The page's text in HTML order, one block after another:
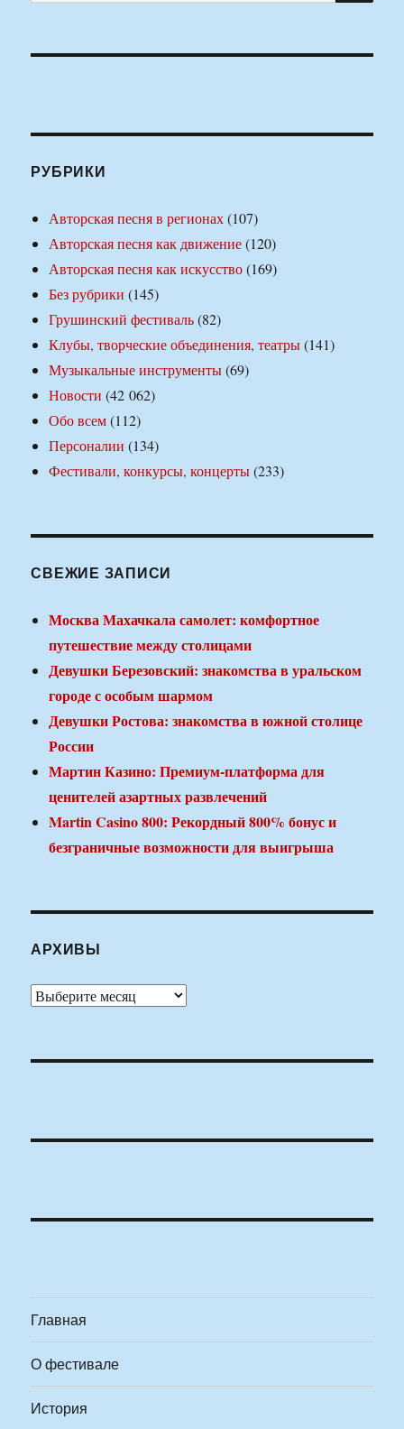
РУБРИКИ
Авторская песня в регионах(107)
Авторская песня как движение(120)
Авторская песня как искусство(169)
Без рубрики (145)
Грушинский фестиваль(82)
Клубы, творческие объединения, театры(141)
Музыкальные инструменты(69)
Новости (42 062)
Обо всем(112)
Персоналии (134)
Фестивали, конкурсы, концерты(233)
СВЕЖИЕ ЗАПИСИ
Москва Махачкала самолет: комфортное
путешествие между столицами
Девушки Березовский: знакомства в уральском
городе с особым шармом
Девушки Ростова: знакомства в южной столице
России
Мартин Казино: Премиум-платформа для
ценителей азартных развлечений
Martin Casino 800: Рекордный 800% бонус и
безграничные возможности для выигрыша
АРХИВЫ
Архивы
Главная
О фестивале
История